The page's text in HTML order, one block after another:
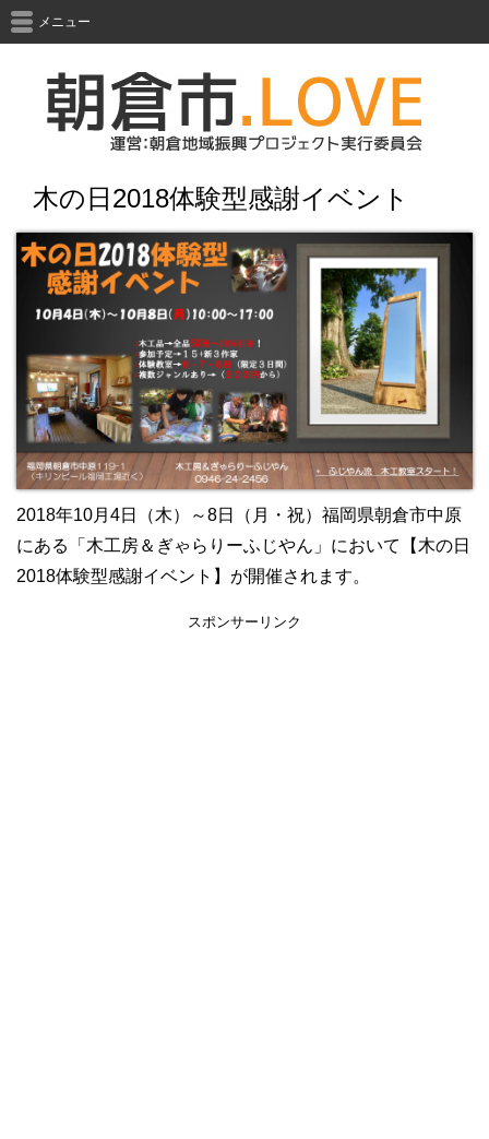
メニュー
木の日2018体験型感謝イベント
2018年10月4日（木）～8日（月・祝）福岡県朝倉市中原
にある「木工房＆ぎゃらりーふじやん」において【木の日
2018体験型感謝イベント】が開催されます。
スポンサーリンク